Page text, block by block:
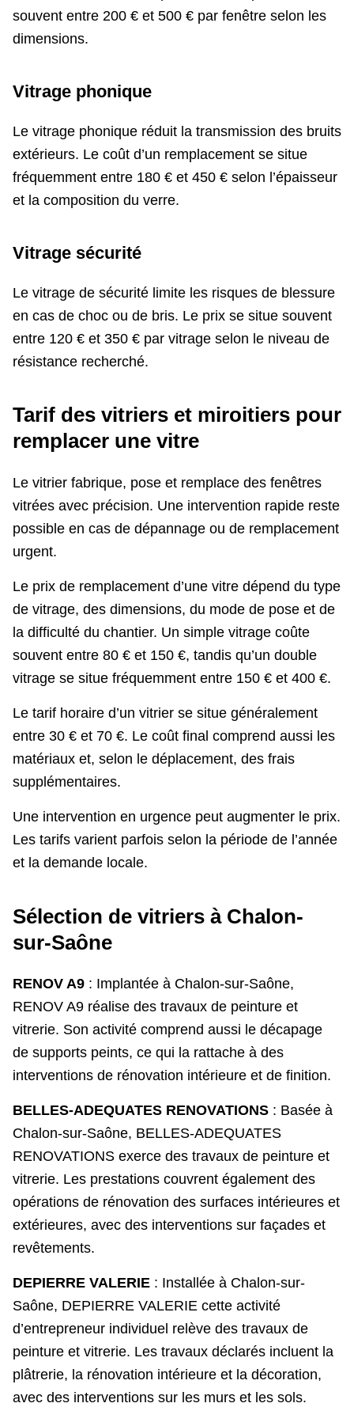
souvent entre 200 € et 500 € par fenêtre selon les
dimensions.
Vitrage phonique
Le vitrage phonique réduit la transmission des bruits
extérieurs. Le coût d’un remplacement se situe
fréquemment entre 180 € et 450 € selon l’épaisseur
et la composition du verre.
Vitrage sécurité
Le vitrage de sécurité limite les risques de blessure
en cas de choc ou de bris. Le prix se situe souvent
entre 120 € et 350 € par vitrage selon le niveau de
résistance recherché.
Tarif des vitriers et miroitiers pour
remplacer une vitre
Le vitrier fabrique, pose et remplace des fenêtres
vitrées avec précision. Une intervention rapide reste
possible en cas de dépannage ou de remplacement
urgent.
Le prix de remplacement d’une vitre dépend du type
de vitrage, des dimensions, du mode de pose et de
la difficulté du chantier. Un simple vitrage coûte
souvent entre 80 € et 150 €, tandis qu’un double
vitrage se situe fréquemment entre 150 € et 400 €.
Le tarif horaire d’un vitrier se situe généralement
entre 30 € et 70 €. Le coût final comprend aussi les
matériaux et, selon le déplacement, des frais
supplémentaires.
Une intervention en urgence peut augmenter le prix.
Les tarifs varient parfois selon la période de l’année
et la demande locale.
Sélection de vitriers à Chalon-
sur-Saône
RENOV A9 : Implantée à Chalon-sur-Saône,
RENOV A9 réalise des travaux de peinture et
vitrerie. Son activité comprend aussi le décapage
de supports peints, ce qui la rattache à des
interventions de rénovation intérieure et de finition.
BELLES-ADEQUATES RENOVATIONS : Basée à
Chalon-sur-Saône, BELLES-ADEQUATES
RENOVATIONS exerce des travaux de peinture et
vitrerie. Les prestations couvrent également des
opérations de rénovation des surfaces intérieures et
extérieures, avec des interventions sur façades et
revêtements.
DEPIERRE VALERIE : Installée à Chalon-sur-
Saône, DEPIERRE VALERIE cette activité
d’entrepreneur individuel relève des travaux de
peinture et vitrerie. Les travaux déclarés incluent la
plâtrerie, la rénovation intérieure et la décoration,
avec des interventions sur les murs et les sols.